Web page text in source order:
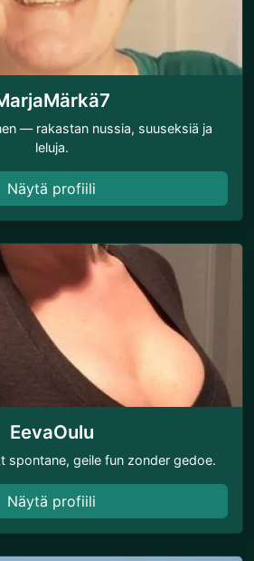
— rakastan nussia, suuseksiä ja
leluja.
Näytä profiili
EevaOulu
spontane, geile fun zonder gedoe.
Näytä profiili